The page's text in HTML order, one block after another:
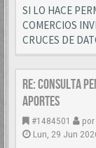
SI LO HACE
COMERCIOS
CRUCES DE
Re: CONSULTA
APORTES
#1484501 por
Lun, 29 Jun